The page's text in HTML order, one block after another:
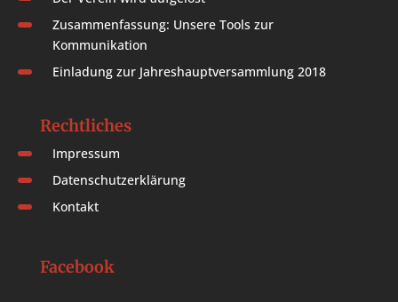
Zusammenfassung: Unsere Tools zur
Kommunikation
Einladung zur Jahreshauptversammlung 2018
Rechtliches
Impressum
Datenschutzerklärung
Kontakt
Facebook